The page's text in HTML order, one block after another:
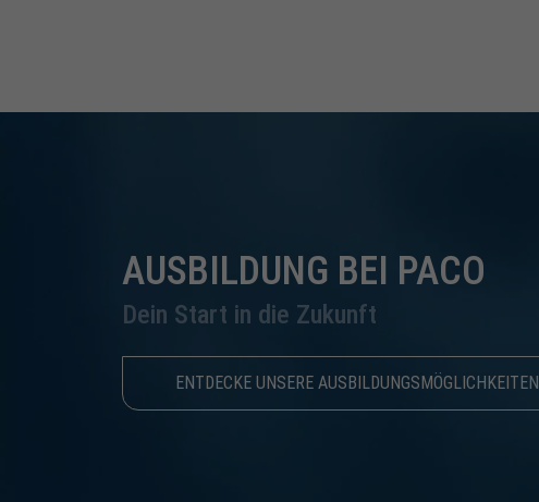
AUSBILDUNG BEI PACO
Dein Start in die Zukunft
ENTDECKE UNSERE AUSBILDUNGSMÖGLICHKEITEN